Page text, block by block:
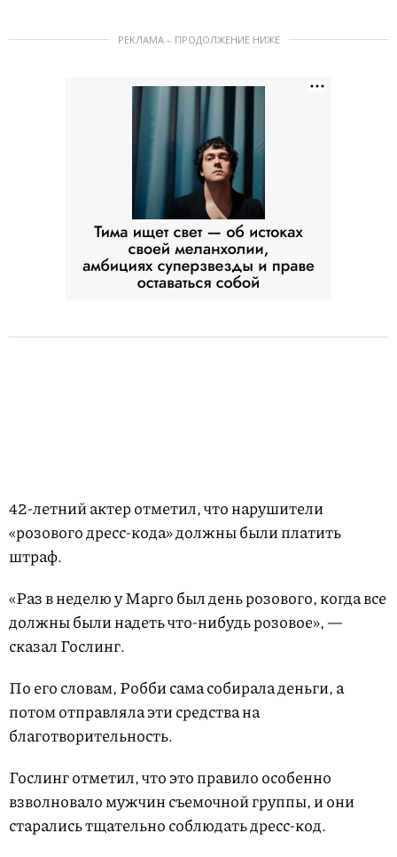
РЕКЛАМА – ПРОДОЛЖЕНИЕ НИЖЕ
42-летний актер отметил, что нарушители
«розового дресс-кода» должны были платить
штраф.
«Раз в неделю у Марго был день розового, когда все
должны были надеть что-нибудь розовое», —
сказал Гослинг.
По его словам, Робби сама собирала деньги, а
потом отправляла эти средства на
благотворительность.
Гослинг отметил, что это правило особенно
взволновало мужчин съемочной группы, и они
старались тщательно соблюдать дресс-код.